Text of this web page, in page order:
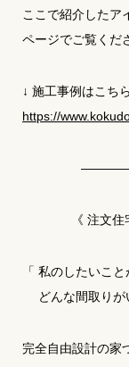
ここで紹介したア
ページでご覧くだ
↓ 施工事例はこち
https://
《 注文
「 私のしたいこ
どんな間取りが
完全自由設計の家